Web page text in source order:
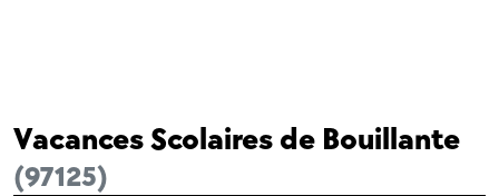
Vacances Scolaires de Bouillante
(97125)